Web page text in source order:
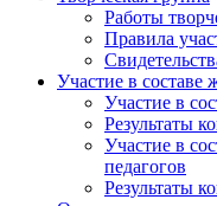
Работы
Правила
Участие в составе
Участие в
Результаты
Участие в
педагогов
Результаты